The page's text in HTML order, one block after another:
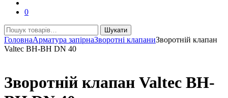
0
Шукати:
Шукати
ГоловнаАрматура запірнаЗворотні клапаниЗворотній клапан
Valtec ВН-ВН DN 40
Зворотній клапан Valtec ВН-